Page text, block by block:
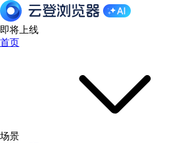
即将上线
首页
场景